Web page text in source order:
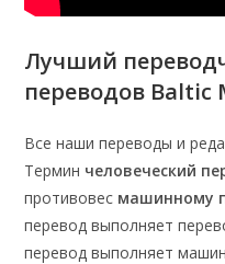
Лучший
переводов Baltic
Все наши переводы и
Термин человеческий
противовес машинному
перевод выполняет
перевод выполняет